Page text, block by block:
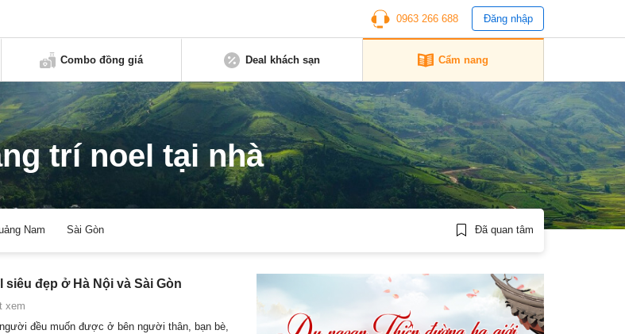
0963 266 688 Đăng nhập
Combo đồng giá Deal khách sạn Cẩm nang
trí noel tại nhà
Nam Sài Gòn Đã quan tâm
đẹp ở Hà Nội và Sài Gòn
xem
đều muốn được ở bên người thân, bạn bè,